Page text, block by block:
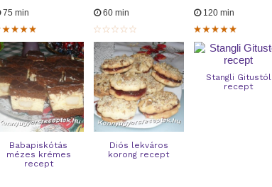
75 min
Babapiskótás
mézes krémes
recept
60 min
Diós lekváros
korong recept
120 min
Stangli Gitustól
recept